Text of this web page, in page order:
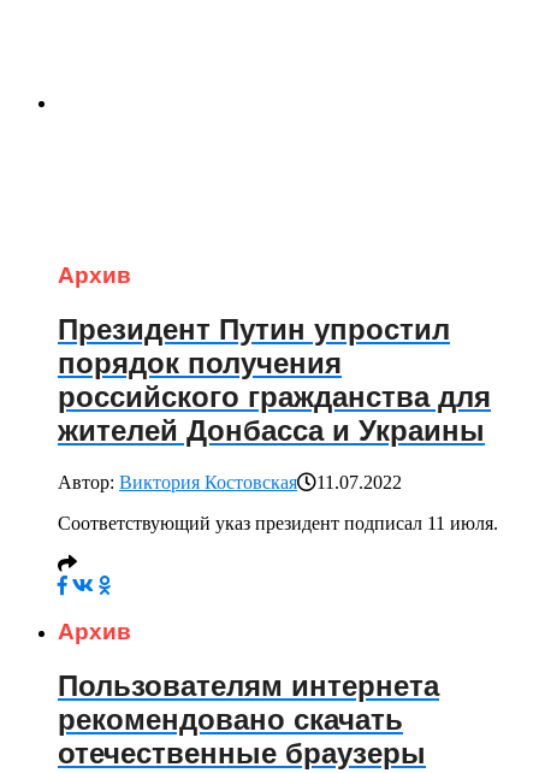
Архив
Президент Путин упростил
порядок получения
российского гражданства для
жителей Донбасса и Украины
Автор: Виктория Костовская
11.07.2022
Соответствующий указ президент подписал 11 июля.
Архив
Пользователям интернета
рекомендовано скачать
отечественные браузеры